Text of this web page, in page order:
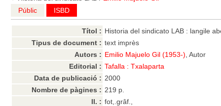
Públic
ISBD
Títol : Historia del sindicato LAB : langile
Tipus de document : text imprès
Autors : Emilio Majuelo Gil (1953-) , Autor
Editorial : Tafalla : Txalaparta
Data de publicació : 2000
Nombre de pàgines : 219 p.
ll. : fot,.grâf.,